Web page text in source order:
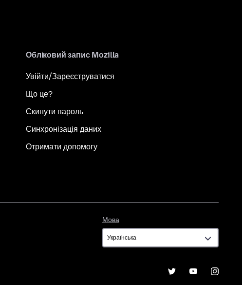
Обліковий запис Mozilla
Увійти/Зареєструватися
Що це?
Скинути пароль
Синхронізація даних
Отримати допомогу
Мова